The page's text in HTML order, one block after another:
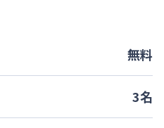
無料
3名